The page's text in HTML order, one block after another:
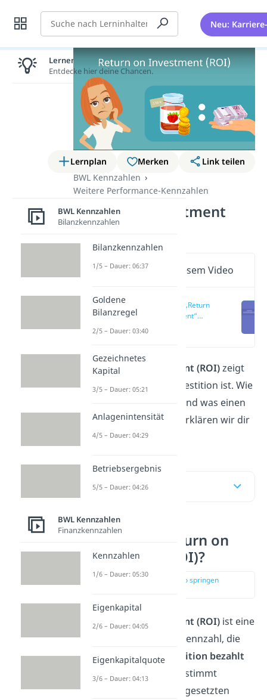
Suche Neu:
Lernplan Merken
Link teilen
BWL Kennzahlen
Weitere Performance-Kennzahlen
Return on Investment
(ROI)
Wichtige Inhalte in diesem Video
Was ist der „Return
on Investment“
(ROI)?
(00:12)
Return on Investment (ROI)zeigt
dir, wie rentabel eine Investition ist. Wie
du den ROI berechnest und was einen
„guten“ ROI ausmacht, erklären wir dir
hier und imVideo!
Inhaltsübersicht
Was ist der „Return on
Investment“ (ROI)?
zur Stelle im Video springen
Return on Investment (ROI)ist eine
betriebswirtschaftliche Kennzahl, die
zeigt, ob sich eineInvestition bezahlt
gemacht hat. Der ROI bestimmt
nämlich, wie viel vom eingesetzten
Lernen lohnt sich!
Entdecke hier deine Chancen.
BWL Kennzahlen
Bilanzkennzahlen
Bilanzkennzahlen
1/5 – Dauer: 06:37
Goldene
Bilanzregel
2/5 – Dauer: 03:40
Gezeichnetes
Kapital
3/5 – Dauer: 05:21
Anlagenintensität
4/5 – Dauer: 04:29
Betriebsergebnis
5/5 – Dauer: 04:26
BWL Kennzahlen
Finanzkennzahlen
Kennzahlen
1/6 – Dauer: 05:30
Eigenkapital
2/6 – Dauer: 04:05
Eigenkapitalquote
3/6 – Dauer: 04:13